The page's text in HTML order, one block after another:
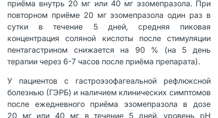
приёма внутрь 20 мг или 40 мг эзомепразола. При
повторном приёме 20 мг эзомепразола один раз в
сутки в течение 5 дней, средняя пиковая
концентрация соляной кислоты после стимуляции
пентагастрином снижается на 90 % (на 5 день
терапии через 6-7 часов после приёма препарата).
У пациентов с гастроэзофагеальной рефлюксной
болезнью (ГЭРБ) и наличием клинических симптомов
после ежедневного приёма эзомепразола в дозе
20 мг или 40 мг в течение 5 дней, уровень рН